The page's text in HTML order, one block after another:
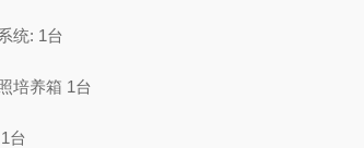
: 1台
养箱 1台
台